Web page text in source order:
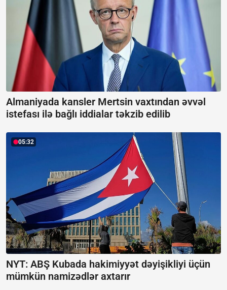
Almaniyada kansler Mertsin vaxtından əvvəl
istefası ilə bağlı iddialar təkzib edilib
05:32
NYT: ABŞ Kubada hakimiyyət dəyişikliyi üçün
mümkün namizədlər axtarır